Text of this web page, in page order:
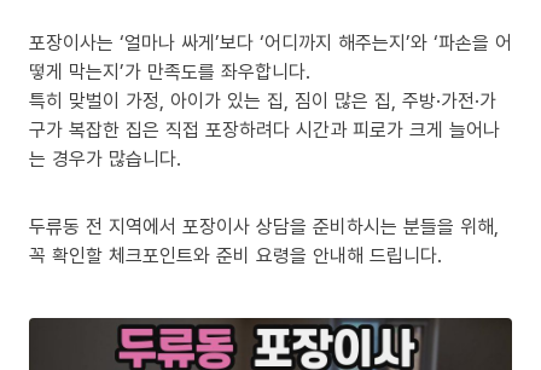
포장이사는 ‘얼마나 싸게’보다 ‘어디까지 해주는지’와 ‘파손을 어
떻게 막는지’가 만족도를 좌우합니다.
특히 맞벌이 가정, 아이가 있는 집, 짐이 많은 집, 주방·가전·가
구가 복잡한 집은 직접 포장하려다 시간과 피로가 크게 늘어나
는 경우가 많습니다.
두류동 전 지역에서 포장이사 상담을 준비하시는 분들을 위해,
꼭 확인할 체크포인트와 준비 요령을 안내해 드립니다.